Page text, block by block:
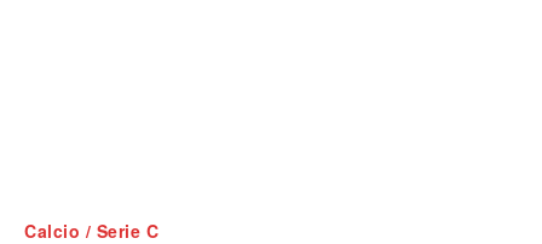
Calcio / Serie C